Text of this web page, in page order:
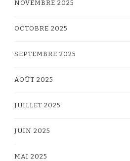
NOVEMBRE 2025
OCTOBRE 2025
SEPTEMBRE 2025
AOÛT 2025
JUILLET 2025
JUIN 2025
MAI 2025